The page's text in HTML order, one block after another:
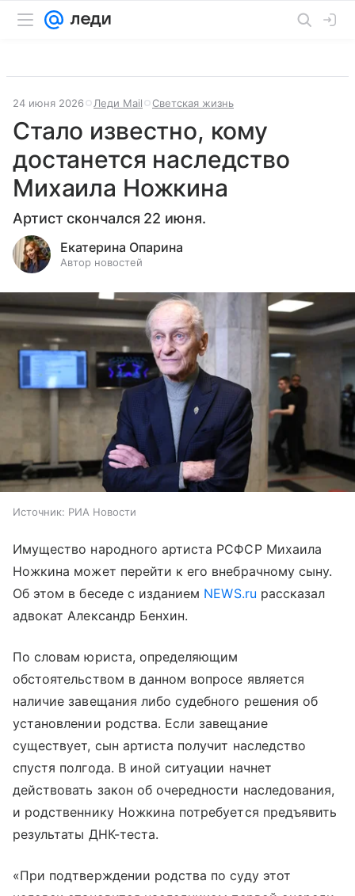
24 июня 2026 Леди Mail Светская жизнь
Стало известно, кому
достанется наследство
Михаила Ножкина
Артист скончался 22 июня.
Екатерина Опарина
Автор новостей
Источник: РИА Новости
Имущество народного артиста РСФСР Михаила
Ножкина может перейти к его внебрачному сыну.
Об этом в беседе с изданием NEWS.ru рассказал
адвокат Александр Бенхин.
По словам юриста, определяющим
обстоятельством в данном вопросе является
наличие завещания либо судебного решения об
установлении родства. Если завещание
существует, сын артиста получит наследство
спустя полгода. В иной ситуации начнет
действовать закон об очередности наследования,
и родственнику Ножкина потребуется предъявить
результаты ДНК-теста.
«При подтверждении родства по суду этот